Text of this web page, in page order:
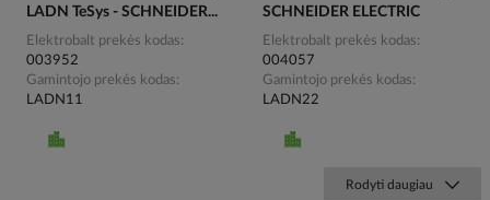
LADN TeSys - SCHNEIDER...
Elektrobalt prekės kodas
003952
Gamintojo prekės kodas
LADN11
SCHNEIDER ELECTRIC
Elektrobalt prekės kodas
004057
Gamintojo prekės kodas
LADN22
Rodyti daugiau